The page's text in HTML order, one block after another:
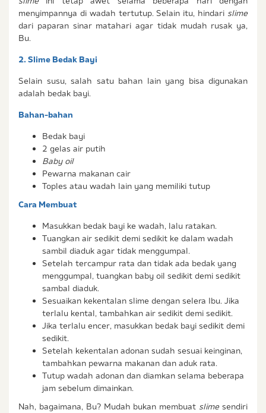
menyimpannya di wadah tertutup. Selain itu, hindari slime
dari paparan sinar matahari agar tidak mudah rusak ya,
Bu.
2. Slime Bedak Bayi
Selain susu, salah satu bahan lain yang bisa digunakan
adalah bedak bayi.
Bahan-bahan
Bedak bayi
2 gelas air putih
Baby oil
Pewarna makanan cair
Toples atau wadah lain yang memiliki tutup
Cara Membuat
Masukkan bedak bayi ke wadah, lalu ratakan.
Tuangkan air sedikit demi sedikit ke dalam wadah
sambil diaduk agar tidak menggumpal.
Setelah tercampur rata dan tidak ada bedak yang
menggumpal, tuangkan baby oil sedikit demi sedikit
sambal diaduk.
Sesuaikan kekentalan slime dengan selera Ibu. Jika
terlalu kental, tambahkan air sedikit demi sedikit.
Jika terlalu encer, masukkan bedak bayi sedikit demi
sedikit.
Setelah kekentalan adonan sudah sesuai keinginan,
tambahkan pewarna makanan dan aduk rata.
Tutup wadah adonan dan diamkan selama beberapa
jam sebelum dimainkan.
Nah, bagaimana, Bu? Mudah bukan membuat slime sendiri